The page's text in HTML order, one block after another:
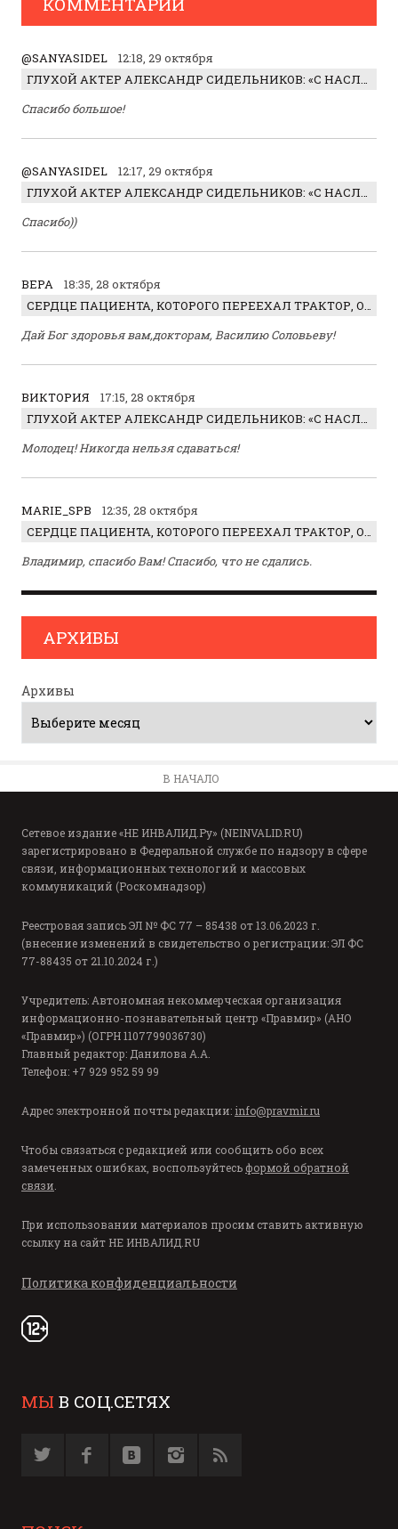
@SANYASIDEL
12:18, 29 октября
ГЛУХОЙ АКТЕР АЛЕКСАНДР СИДЕЛЬНИКОВ: «С НАСЛАЖДЕНИЕМ ИГРАЛ ОТРИЦАТЕЛЬНОГО ГЕРОЯ!»
Спасибо большое!
@SANYASIDEL
12:17, 29 октября
ГЛУХОЙ АКТЕР АЛЕКСАНДР СИДЕЛЬНИКОВ: «С НАСЛАЖДЕНИЕМ ИГРАЛ ОТРИЦАТЕЛЬНОГО ГЕРОЯ!»
Спасибо))
ВЕРА
18:35, 28 октября
СЕРДЦЕ ПАЦИЕНТА, КОТОРОГО ПЕРЕЕХАЛ ТРАКТОР, ОБНАРУЖИЛИ… В ЖИВОТЕ
Дай Бог здоровья вам,докторам, Василию Соловьеву!
ВИКТОРИЯ
17:15, 28 октября
ГЛУХОЙ АКТЕР АЛЕКСАНДР СИДЕЛЬНИКОВ: «С НАСЛАЖДЕНИЕМ ИГРАЛ ОТРИЦАТЕЛЬНОГО ГЕРОЯ!»
Молодец! Никогда нельзя сдаваться!
MARIE_SPB
12:35, 28 октября
СЕРДЦЕ ПАЦИЕНТА, КОТОРОГО ПЕРЕЕХАЛ ТРАКТОР, ОБНАРУЖИЛИ… В ЖИВОТЕ
Владимир, спасибо Вам! Спасибо, что не сдались.
АРХИВЫ
Архивы
В НАЧАЛО
Сетевое издание «НЕ ИНВАЛИД.Ру» (NEINVALID.RU)
зарегистрировано в Федеральной службе по надзору в сфере
связи, информационных технологий и массовых
коммуникаций (Роскомнадзор)
Реестровая запись ЭЛ № ФС 77 – 85438 от 13.06.2023 г.
(внесение изменений в свидетельство о регистрации: ЭЛ ФС
77-88435 от 21.10.2024 г.)
Учредитель: Автономная некоммерческая организация
информационно-познавательный центр «Правмир» (АНО
«Правмир») (ОГРН 1107799036730)
Главный редактор: Данилова А.А.
Телефон: +7 929 952 59 99
Адрес электронной почты редакции: info@pravmir.ru
Чтобы связаться с редакцией или сообщить обо всех
замеченных ошибках, воспользуйтесь формой обратной
связи
При использовании материалов просим ставить активную
ссылку на сайт НЕ ИНВАЛИД.RU
Политика конфиденциальности
МЫ В СОЦ.СЕТЯХ